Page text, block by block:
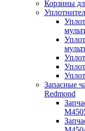
Корзины
Запасные
Redmond